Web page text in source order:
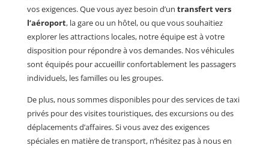
vos exigences. Que vous ayez besoin d’un transfert vers
l’aéroport, la gare ou un hôtel, ou que vous souhaitiez
explorer les attractions locales, notre équipe est à votre
disposition pour répondre à vos demandes. Nos véhicules
sont équipés pour accueillir confortablement les passagers
individuels, les familles ou les groupes.
De plus, nous sommes disponibles pour des services de taxi
privés pour des visites touristiques, des excursions ou des
déplacements d’affaires. Si vous avez des exigences
spéciales en matière de transport, n’hésitez pas à nous en